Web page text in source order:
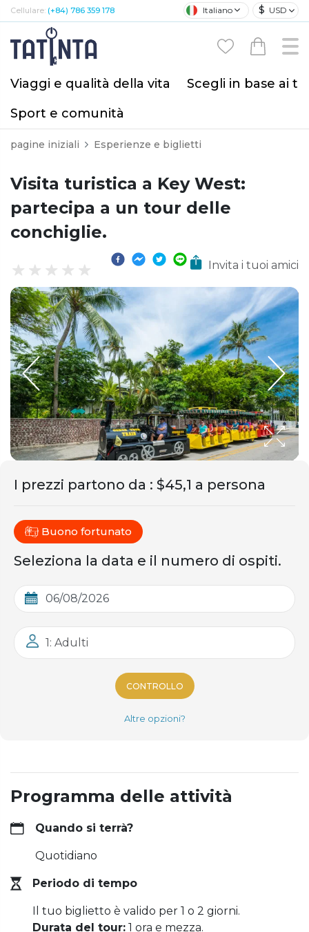
Cellulare: (+84) 786 359 178 Italiano $ USD
Viaggi e qualità della vita
Scegli in base ai
Sport e comunità
pagine iniziali Esperienze e biglietti
Visita turistica a Key West:
partecipa a un tour delle
conchiglie.
Invita i tuoi amici
I prezzi partono da : $45,1 a persona
Buono fortunato
Seleziona la data e il numero di ospiti.
1: Adulti
CONTROLLO
Altre opzioni?
Programma delle attività
Quando si terrà?
Quotidiano
Periodo di tempo
Il tuo biglietto è valido per 1 o 2 giorni.
Durata del tour: 1 ora e mezza.